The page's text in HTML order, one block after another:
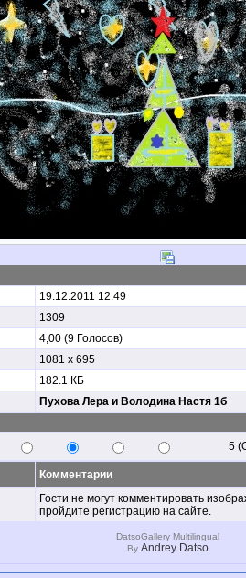
19.12.2011 12:49
1309
4,00 (9 Голосов)
1081 x 695
182.1 КБ
Пухова Лера и Володина Настя 1б
5
Комментарии
Гости не могут комментировать
пройдите регистрацию на сайте.
DatsoGallery Multilingual
By Andrey Datso